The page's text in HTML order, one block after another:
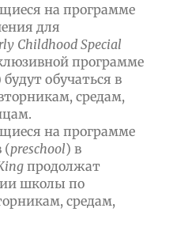
на программе
для
Childhood Special
программе
будут обучаться в
средам,
на программе
(preschool) в
продолжат
школы по
средам,